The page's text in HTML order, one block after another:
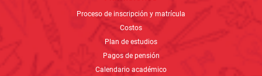
Calendario académico
Áreas y departamentos